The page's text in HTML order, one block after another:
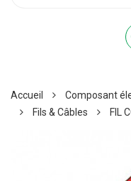
Accueil Composant
Fils & Câbles
FIL